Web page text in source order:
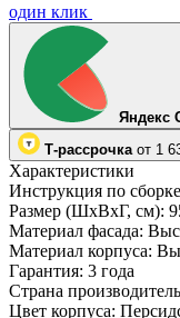
один клик
Яндекс
Т-рассрочка от 1
Характеристики
Инструкция по
Размер (ШхВхГ, см):
Материал фасада:
Материал корпуса:
Гарантия: 3 года
Страна
Цвет корпуса: